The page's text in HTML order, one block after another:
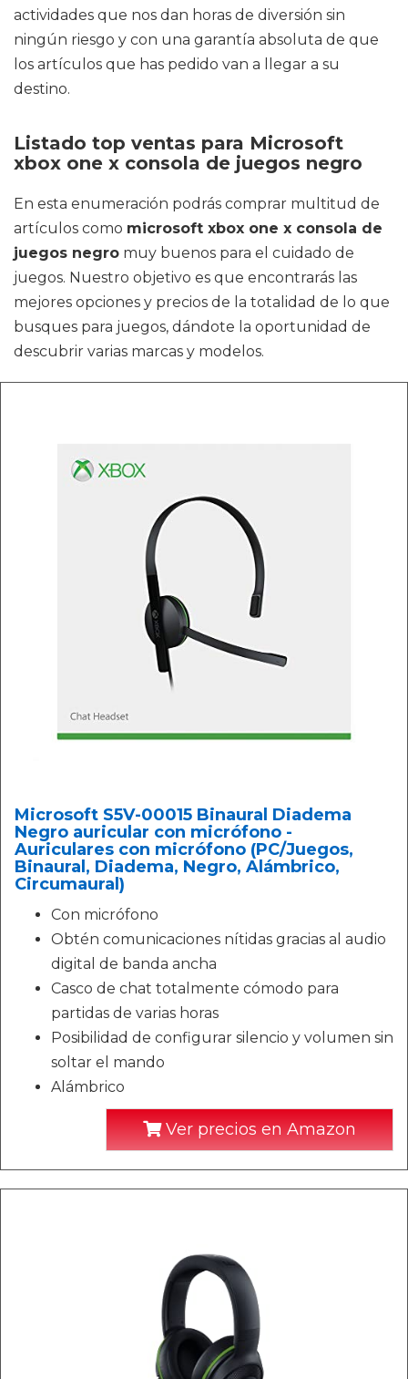
actividades que nos dan horas de diversión sin
ningún riesgo y con una garantía absoluta de que
los artículos que has pedido van a llegar a su
destino.
Listado top ventas para Microsoft
xbox one x consola de juegos negro
En esta enumeración podrás comprar multitud de
artículos como microsoft xbox one x consola de
juegos negro muy buenos para el cuidado de
juegos. Nuestro objetivo es que encontrarás las
mejores opciones y precios de la totalidad de lo que
busques para juegos, dándote la oportunidad de
descubrir varias marcas y modelos.
Microsoft S5V-00015 Binaural Diadema
Negro auricular con micrófono -
Auriculares con micrófono (PC/Juegos,
Binaural, Diadema, Negro, Alámbrico,
Circumaural)
Con micrófono
Obtén comunicaciones nítidas gracias al audio
digital de banda ancha
Casco de chat totalmente cómodo para
partidas de varias horas
Posibilidad de configurar silencio y volumen sin
soltar el mando
Alámbrico
Ver precios en Amazon